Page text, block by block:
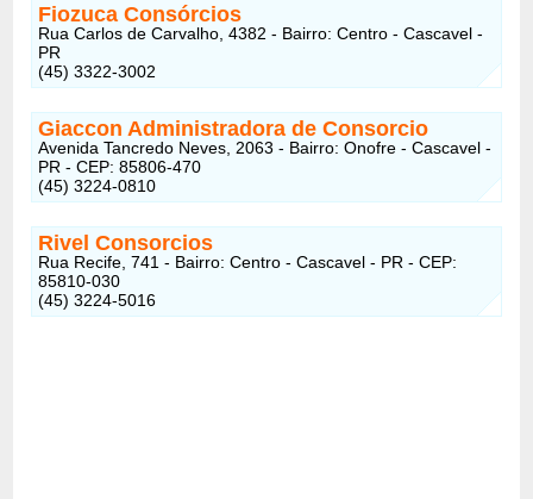
Fiozuca Consórcios
Rua Carlos de Carvalho, 4382 - Bairro: Centro - Cascavel -
PR
(45) 3322-3002
Giaccon Administradora de Consorcio
Avenida Tancredo Neves, 2063 - Bairro: Onofre - Cascavel -
PR - CEP: 85806-470
(45) 3224-0810
Rivel Consorcios
Rua Recife, 741 - Bairro: Centro - Cascavel - PR - CEP:
85810-030
(45) 3224-5016